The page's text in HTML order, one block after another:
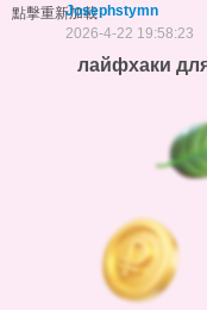
點擊重新加載Josephstymn
2026-4-22 19:58:23
лайфхаки